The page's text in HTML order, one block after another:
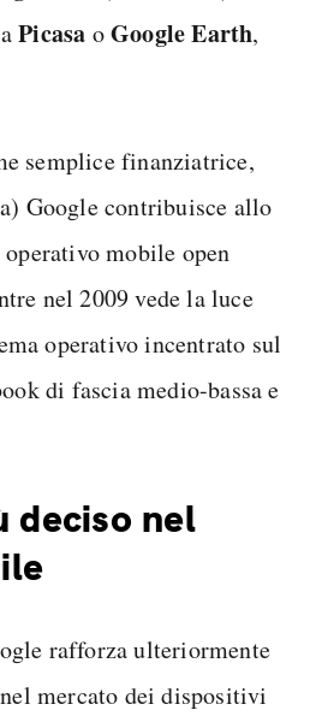
Picasa oGoogle Earth,
semplice finanziatrice,
Google contribuisce allo
mobile open
nel 2009 vede la luce
operativo incentrato sul
di fascia medio-bassa e
deciso nel
rafforza ulteriormente
mercato dei dispositivi